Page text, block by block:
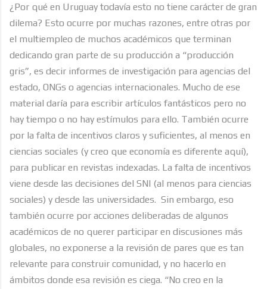
¿Por qué en Uruguay todavía esto no tiene carácter de gran
dilema? Esto ocurre por muchas razones, entre otras por
el multiempleo de muchos académicos que terminan
dedicando gran parte de su producción a “producción
gris”, es decir informes de investigación para agencias del
estado, ONGs o agencias internacionales. Mucho de ese
material daría para escribir artículos fantásticos pero no
hay tiempo o no hay estímulos para ello. También ocurre
por la falta de incentivos claros y suficientes, al menos en
ciencias sociales (y creo que economía es diferente aquí),
para publicar en revistas indexadas. La falta de incentivos
viene desde las decisiones del SNI (al menos para ciencias
sociales) y desde las universidades. Sin embargo, eso
también ocurre por acciones deliberadas de algunos
académicos de no querer participar en discusiones más
globales, no exponerse a la revisión de pares que es tan
relevante para construir comunidad, y no hacerlo en
ámbitos donde esa revisión es ciega. “No creo en la